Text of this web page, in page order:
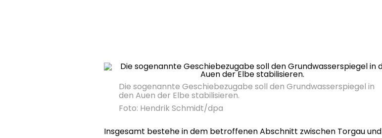
Die sogenannte Geschiebezugabe soll den Grundwasserspiegel in
den Auen der Elbe stabilisieren.
Foto: Hendrik Schmidt/dpa
Insgesamt bestehe in dem betroffenen Abschnitt zwischen Torgau und